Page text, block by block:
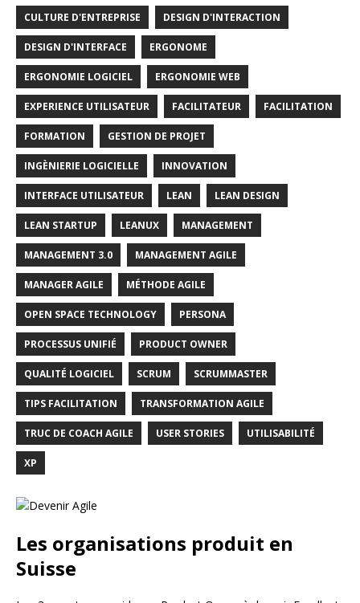
CULTURE D'ENTREPRISE DESIGN D'INTERACTION
DESIGN D'INTERFACE ERGONOME
ERGONOMIE LOGICIEL ERGONOMIE WEB
EXPERIENCE UTILISATEUR FACILITATEUR FACILITATION
FORMATION GESTION DE PROJET
INGÈNIERIE LOGICIELLE INNOVATION
INTERFACE UTILISATEUR LEAN LEAN DESIGN
LEAN STARTUP LEANUX MANAGEMENT
MANAGEMENT 3.0 MANAGEMENT AGILE
MANAGER AGILE MÉTHODE AGILE
OPEN SPACE TECHNOLOGY PERSONA
PROCESSUS UNIFIÉ PRODUCT OWNER
QUALITÉ LOGICIEL SCRUM SCRUMMASTER
TIPS FACILITATION TRANSFORMATION AGILE
TRUC DE COACH AGILE USER STORIES UTILISABILITÉ
XP
Les organisations produit en
Suisse